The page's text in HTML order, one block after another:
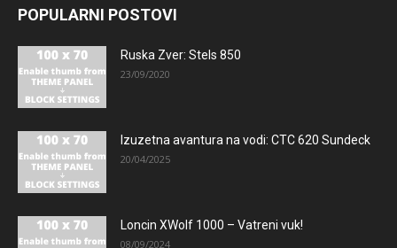
POPULARNI POSTOVI
Ruska Zver: Stels 850
23/09/2020
Izuzetna avantura na vodi: CTC 620 Sundeck
20/04/2025
Loncin XWolf 1000 – Vatreni vuk!
08/09/2024